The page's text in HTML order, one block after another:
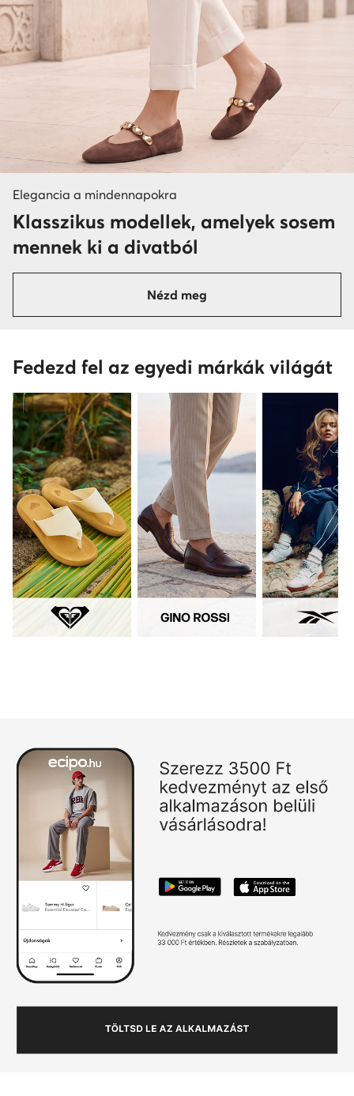
Elegancia a mindennapokra
Klasszikus modellek, amelyek sosem
mennek ki a divatból
Nézd meg
Fedezd fel az egyedi márkák világát